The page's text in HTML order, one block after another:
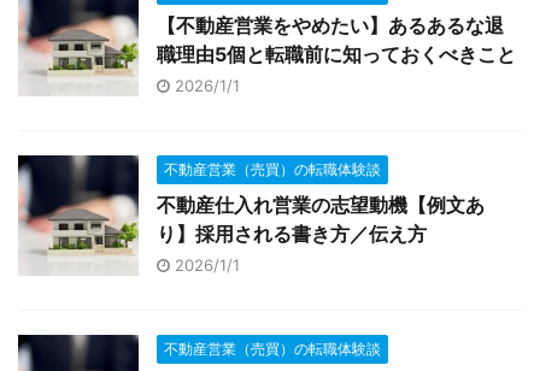
【不動産営業をやめたい】あるあるな退
職理由5個と転職前に知っておくべきこと
2026/1/1
不動産営業（売買）の転職体験談
不動産仕入れ営業の志望動機【例文あ
り】採用される書き方／伝え方
2026/1/1
不動産営業（売買）の転職体験談